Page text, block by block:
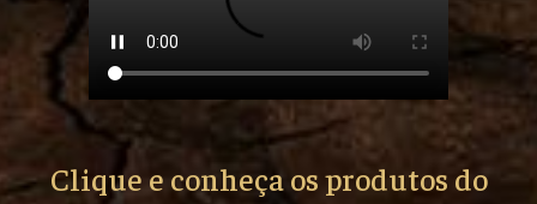
Clique e conheça os produtos do